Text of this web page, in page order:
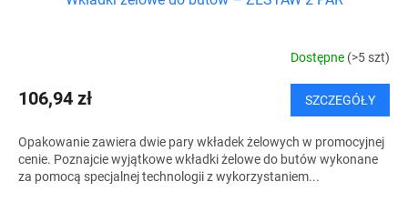
Dostępne (>5 szt)
106,94 zł SZCZEGÓŁY
Opakowanie zawiera dwie pary wkładek żelowych w promocyjnej
cenie. Poznajcie wyjątkowe wkładki żelowe do butów wykonane
za pomocą specjalnej technologii z wykorzystaniem...